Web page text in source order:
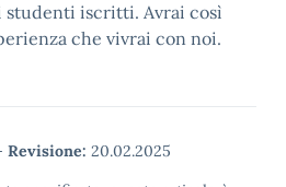
studenti iscritti. Avrai così
che vivrai con noi.
Revisione: 20.02.2025